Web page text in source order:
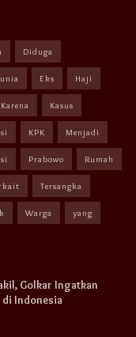
Diduga
Eks Haji
Karena Kasus
KPK Menjadi
Prabowo Rumah
Tersangka
Warga yang
Golkar Ingatkan
di Indonesia